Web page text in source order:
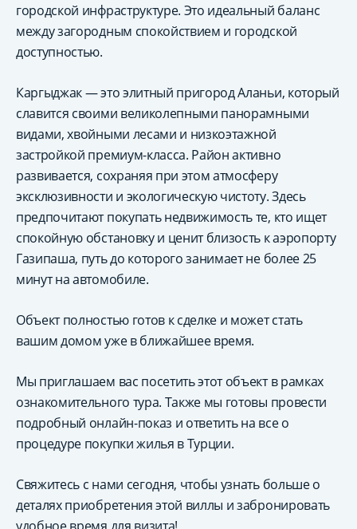
городской инфраструктуре. Это идеальный баланс
между загородным спокойствием и городской
доступностью.
Каргыджак — это элитный пригород Аланьи, который
славится своими великолепными панорамными
видами, хвойными лесами и низкоэтажной
застройкой премиум-класса. Район активно
развивается, сохраняя при этом атмосферу
эксклюзивности и экологическую чистоту. Здесь
предпочитают покупать недвижимость те, кто ищет
спокойную обстановку и ценит близость к аэропорту
Газипаша, путь до которого занимает не более 25
минут на автомобиле.
Объект полностью готов к сделке и может стать
вашим домом уже в ближайшее время.
Мы приглашаем вас посетить этот объект в рамках
ознакомительного тура. Также мы готовы провести
подробный онлайн-показ и ответить на все о
процедуре покупки жилья в Турции.
Свяжитесь с нами сегодня, чтобы узнать больше о
деталях приобретения этой виллы и забронировать